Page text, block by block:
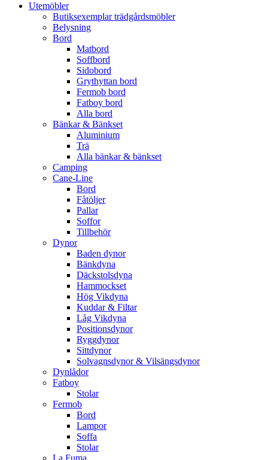
Utemöbler
Butiksexemplar trädgårdsmöbler
Belysning
Bord
Matbord
Soffbord
Sidobord
Grythyttan bord
Fermob bord
Fatboy bord
Alla bord
Bänkar & Bänkset
Aluminium
Trä
Alla bänkar & bänkset
Camping
Cane-Line
Bord
Fåtöljer
Pallar
Soffor
Tillbehör
Dynor
Baden dynor
Bänkdyna
Däckstolsdyna
Hammockset
Hög Vikdyna
Kuddar & Filtar
Låg Vikdyna
Positionsdynor
Ryggdynor
Sittdynor
Solvagnsdynor & Vilsängsdynor
Dynlådor
Fatboy
Stolar
Fermob
Bord
Lampor
Soffa
Stolar